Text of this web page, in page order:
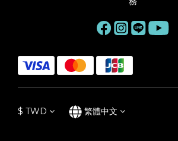
$ TWD 繁體中文